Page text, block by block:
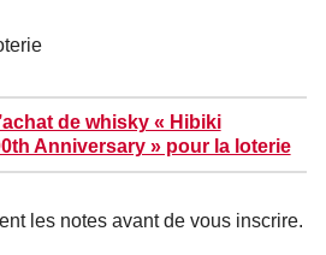
de whisky « Hibiki
Anniversary » pour la loterie
les notes avant de vous inscrire.